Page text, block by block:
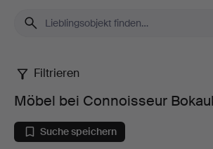
Möbel
bei
Filtrieren
Möbel bei Connoisseur
Suche speichern